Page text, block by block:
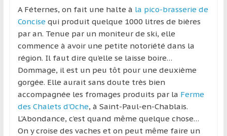
A Féternes, on fait une halte à la pico-brasserie de
Concisequi produit quelque 1000 litres de bières
par an. Tenue par un moniteur de ski, elle
commence à avoir une petite notoriété dans la
région. Il faut dire qu’elle se laisse boire…
Dommage, il est un peu tôt pour une deuxième
gorgée. Elle aurait sans doute très bien
accompagnée les fromages produits par la Ferme
des Chalets d’Oche, à Saint-Paul-en-Chablais.
L’Abondance, c’est quand même quelque chose…
On y croise des vaches et on peut même faire un